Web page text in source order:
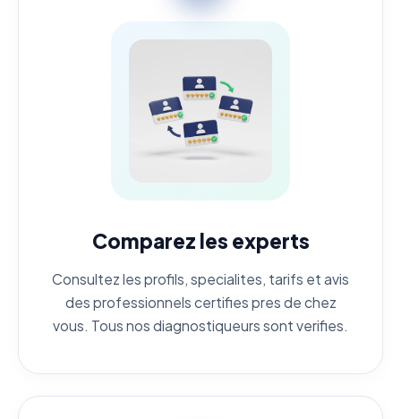
Comparez les experts
Consultez les profils, specialites, tarifs et avis
des professionnels certifies pres de chez
vous. Tous nos diagnostiqueurs sont verifies.